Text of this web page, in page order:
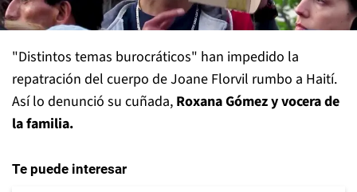
"Distintos temas burocráticos" han impedido la
repatración del cuerpo de Joane Florvil rumbo a Haití.
Así lo denunció su cuñada, Roxana Gómez y vocera de
la familia.
Te puede interesar